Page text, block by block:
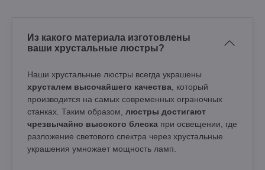
Из какого материала изготовлены
ваши хрустальные люстры?
Наши хрустальные люстры всегда украшены
хрусталем высочайшего качества , который
производится на самых современных ограночных
станках. Таким образом, люстры достигают
чрезвычайно высокого блеска при освещении, где
разложение светового спектра через хрустальные
украшения умножает мощность ламп.